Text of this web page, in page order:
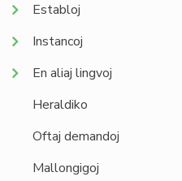
Establoj
Instancoj
En aliaj lingvoj
Heraldiko
Oftaj demandoj
Mallongigoj